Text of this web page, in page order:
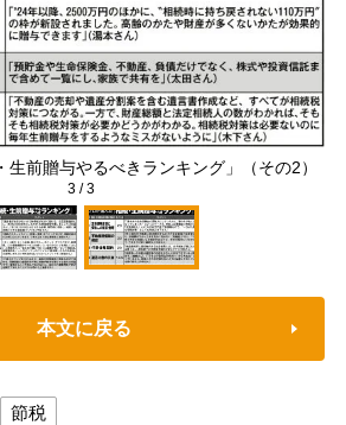
生前贈与やるべきランキング」（その2）
3/3
本文に戻る
節税